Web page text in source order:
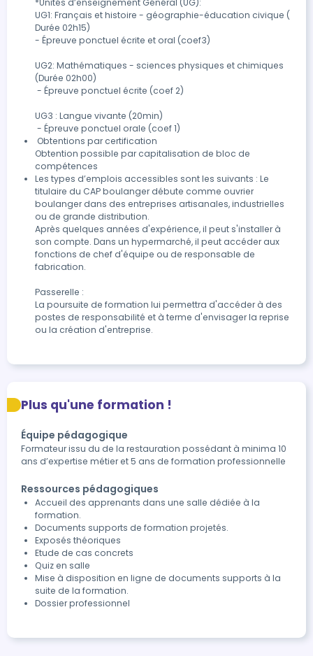
*Unités d’enseignement Général (UG):
UG1: Français et histoire - géographie-éducation civique (
Durée 02h15)
- Épreuve ponctuel écrite et oral (coef3)
UG2: Mathématiques - sciences physiques et chimiques
(Durée 02h00)
UG3 : Langue vivante (20min)
- Épreuve ponctuel orale (coef 1)
Obtention possible par capitalisation de bloc de
compétences
Les types d’emplois accessibles sont les suivants : Le
titulaire du CAP boulanger débute comme ouvrier
boulanger dans des entreprises artisanales, industrielles
ou de grande distribution.
Après quelques années d'expérience, il peut s'installer à
son compte. Dans un hypermarché, il peut accéder aux
fonctions de chef d'équipe ou de responsable de
fabrication.
Passerelle :
La poursuite de formation lui permettra d'accéder à des
postes de responsabilité et à terme d'envisager la reprise
ou la création d'entreprise.
Plus qu'une formation !
Équipe pédagogique
Formateur issu du de la restauration possédant à minima 10
ans d’expertise métier et 5 ans de formation professionnelle
Ressources pédagogiques
Accueil des apprenants dans une salle dédiée à la
formation.
Documents supports de formation projetés.
Exposés théoriques
Etude de cas concrets
Quiz en salle
Mise à disposition en ligne de documents supports à la
suite de la formation.
Dossier professionnel